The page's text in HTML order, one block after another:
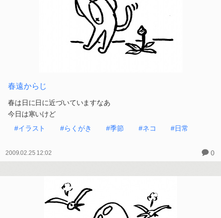
春遠からじ
春は日に日に近づいていますなあ
今日は寒いけど
#イラスト
#らくがき #季節 #ネコ #日常
2009.02.25 12:02 0